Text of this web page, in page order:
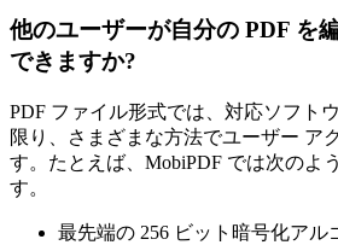
他のユーザーが自分の PDF を
できますか?
PDF ファイル形式では、対応ソフト
限り、さまざまな方法でユーザー ア
す。たとえば、MobiPDF では次のよ
す。
最先端の 256 ビット暗号化アル